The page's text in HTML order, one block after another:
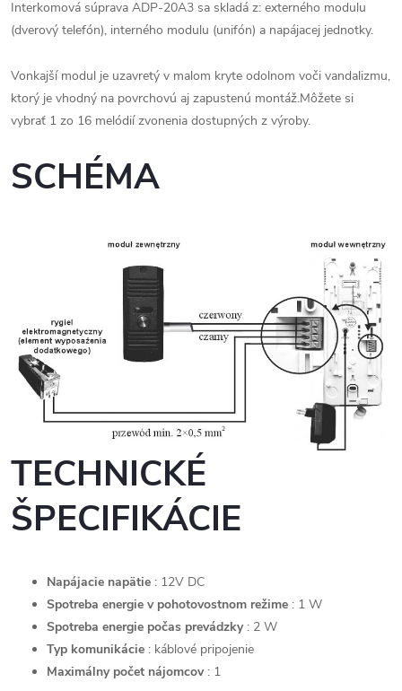
Interkomová súprava ADP-20A3 sa skladá z: externého modulu
(dverový telefón), interného modulu (unifón) a napájacej jednotky.
Vonkajší modul je uzavretý v malom kryte odolnom voči vandalizmu,
ktorý je vhodný na povrchovú aj zapustenú montáž.Môžete si
vybrať 1 zo 16 melódií zvonenia dostupných z výroby.
SCHÉMA
TECHNICKÉ
ŠPECIFIKÁCIE
Napájacie napätie : 12V DC
Spotreba energie v pohotovostnom režime : 1 W
Spotreba energie počas prevádzky : 2 W
Typ komunikácie : káblové pripojenie
Maximálny počet nájomcov : 1